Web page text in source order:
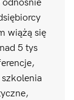
wiążą się
5 tys